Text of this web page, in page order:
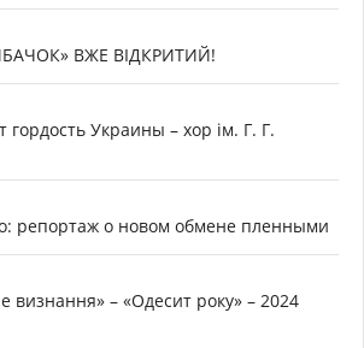
ВЖЕ ВІДКРИТИЙ!
гордость Украины – хор ім. Г. Г.
репортаж о новом обмене пленными
визнання» – «Одесит року» – 2024